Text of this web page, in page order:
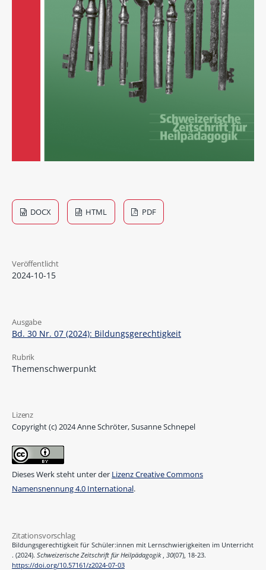
DOCX HTML PDF
Veröffentlicht
2024-10-15
Ausgabe
Bd. 30 Nr. 07 (2024): Bildungsgerechtigkeit
Rubrik
Themenschwerpunkt
Lizenz
Copyright (c) 2024 Anne Schröter, Susanne Schnepel
Dieses Werk steht unter der Lizenz Creative Commons
Namensnennung 4.0 International.
Zitationsvorschlag
Bildungsgerechtigkeit für Schüler:innen mit Lernschwierigkeiten im Unterricht
. (2024). Schweizerische Zeitschrift für Heilpädagogik , 30(07), 18-23.
https://doi.org/10.57161/z2024-07-03